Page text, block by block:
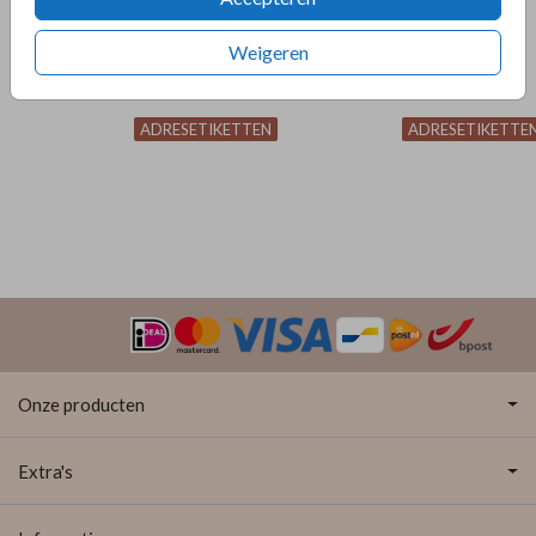
Weigeren
ADRESETIKETTEN
Onze producten
Extra's